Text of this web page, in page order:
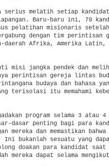
serius melatih setiap
Baru-baru ini, 79
pelatihan misionaris
dengan tim perintisan
daerah Afrika, Amerika Latin,
misi jangka pendek dan
perintisan gereja lintas
budaya dan bahasa
terisolasi itu memahami
program selama 3 atau 4
dasar penting bagi para
mereka dan memastikan bahwa
Ini bukanlah sesuatu yang
doakan para kandidat saat
mereka dapat selama